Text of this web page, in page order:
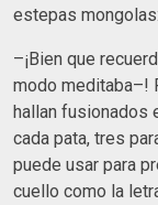
estepas mongolas:
–¡Bien que
modo meditaba–!
hallan fusionados
cada pata, tres
puede usar para
cuello como la